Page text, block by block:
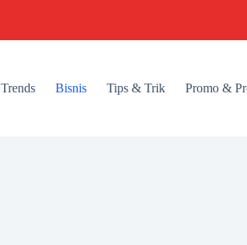
Trends Bisnis Tips & Trik Promo &